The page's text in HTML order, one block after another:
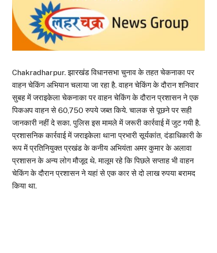
Chakradharpur. झारखंड विधानसभा चुनाव के तहत चेकनाका पर
वाहन चेकिंग अभियान चलाया जा रहा है. वाहन चेकिंग के दौरान शनिवार
सुबह में जराइकेला चेकनाका पर वाहन चेकिंग के दौरान प्रशासन ने एक
पिकअप वाहन से 60,750 रुपये जब्त किये. चालक से पूछने पर सही
जानकारी नहीं दे सका. पुलिस इस मामले में जरूरी कार्रवाई में जुट गयी है.
प्रशासनिक कार्रवाई में जराइकेला थाना प्रभारी सूर्यकांत, दंडाधिकारी के
रूप में प्रतिनियुक्त प्रखंड के कनीय अभियंता अमर कुमार के अलावा
प्रशासन के अन्य लोग मौजूद थे. मालूम रहे कि पिछले सप्ताह भी वाहन
चेकिंग के दौरान प्रशासन ने यहां से एक कार से दो लाख रुपया बरामद
किया था.